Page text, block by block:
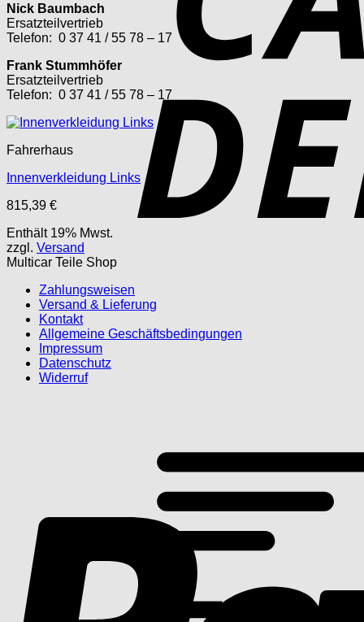
Nick Baumbach
Ersatzteilvertrieb
Telefon: 0 37 41 / 55 78 – 17
Frank Stummhöfer
Ersatzteilvertrieb
Telefon: 0 37 41 / 55 78 – 17
Fahrerhaus
Innenverkleidung Links
815,39 €
Enthält 19% Mwst.
zzgl. Versand
Multicar Teile Shop
Zahlungsweisen
Versand & Lieferung
Kontakt
Allgemeine Geschäftsbedingungen
Impressum
Datenschutz
Widerruf